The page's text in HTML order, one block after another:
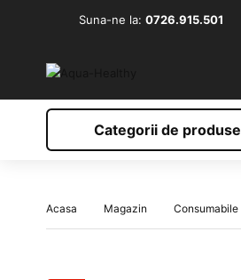
Suna-ne la: 0726.915.501
Categorii de produse
Acasa Magazin Consumabile